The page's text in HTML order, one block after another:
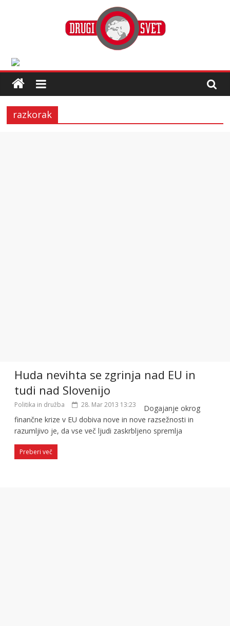
razkorak
Huda nevihta se zgrinja nad EU in
tudi nad Slovenijo
Politika in družba 28. Mar 2013 13:23
Dogajanje okrog
finančne krize v EU dobiva nove in nove razsežnosti in
razumljivo je, da vse več ljudi zaskrbljeno spremlja
Preberi več